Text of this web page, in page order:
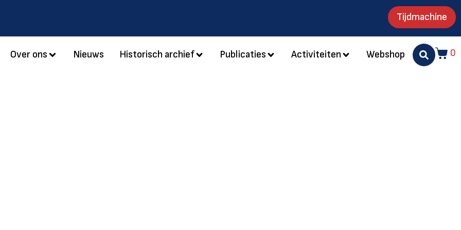
Tijdmachine
Over ons Nieuws Historisch archief Publicaties Activiteiten Webshop 0